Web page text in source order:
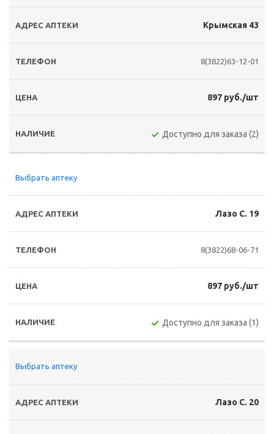
Крымская 43
8(3822)63-12-01
897 руб./шт
Доступно для заказа (2)
Выбрать аптеку
Лазо С. 19
8(3822)68-06-71
897 руб./шт
Доступно для заказа (1)
Выбрать аптеку
Лазо С. 20